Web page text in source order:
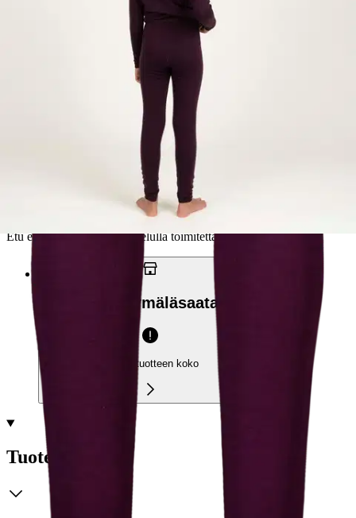
Nouto myymälästä
Siirry valitsemaan myymälä
Kotiin tai noutopisteeseen
Ilmainen toimitus yli 100 €:n tilauksille
Postin pakettiautomaattiin tai
palvelupisteeseen!
Etu ei koske Suuri‑lisäpalvelulla toimitettavia tuotteita.
Tarkista myymäläsaatavuus
Valitse tuotteen koko
Tuotekuvaus